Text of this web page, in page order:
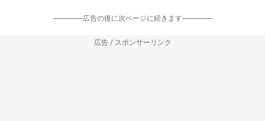
-----------------広告の後に次ページに続きます-----------------
広告 / スポンサーリンク